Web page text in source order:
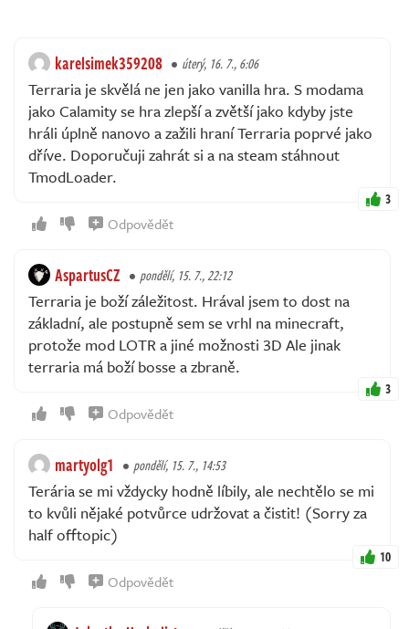
karelsimek359208 úterý, 16. 7., 6:06
Terraria je skvělá ne jen jako vanilla hra. S modama
jako Calamity se hra zlepší a zvětší jako kdyby jste
hráli úplně nanovo a zažili hraní Terraria poprvé jako
dříve. Doporučuji zahrát si a na steam stáhnout
TmodLoader.
3
Odpovědět
AspartusCZ pondělí, 15. 7., 22:12
Terraria je boží záležitost. Hrával jsem to dost na
základní, ale postupně sem se vrhl na minecraft,
protože mod LOTR a jiné možnosti 3D Ale jinak
terraria má boží bosse a zbraně.
3
Odpovědět
martyolg1 pondělí, 15. 7., 14:53
Terária se mi vždycky hodně líbily, ale nechtělo se mi
to kvůli nějaké potvůrce udržovat a čistit! (Sorry za
half offtopic)
10
Odpovědět